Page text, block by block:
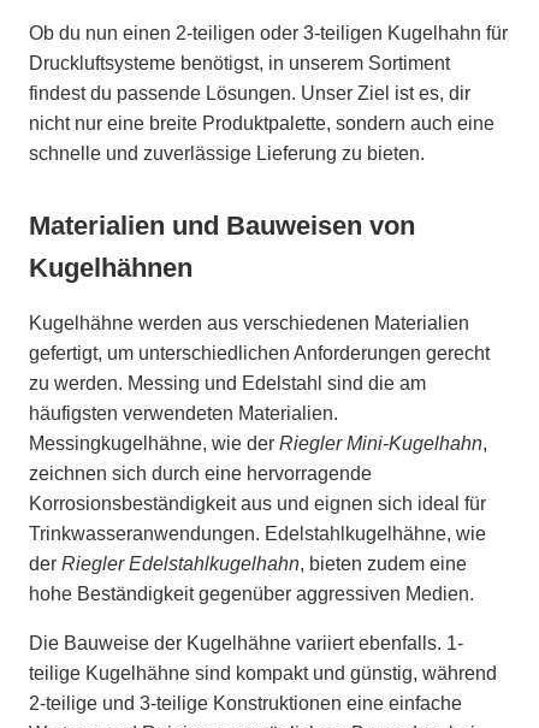
Ob du nun einen 2-teiligen oder 3-teiligen Kugelhahn für
Druckluftsysteme benötigst, in unserem Sortiment
findest du passende Lösungen. Unser Ziel ist es, dir
nicht nur eine breite Produktpalette, sondern auch eine
schnelle und zuverlässige Lieferung zu bieten.
Materialien und Bauweisen von
Kugelhähnen
Kugelhähne werden aus verschiedenen Materialien
gefertigt, um unterschiedlichen Anforderungen gerecht
zu werden. Messing und Edelstahl sind die am
häufigsten verwendeten Materialien.
Messingkugelhähne, wie der Riegler Mini-Kugelhahn,
zeichnen sich durch eine hervorragende
Korrosionsbeständigkeit aus und eignen sich ideal für
Trinkwasseranwendungen. Edelstahlkugelhähne, wie
der Riegler Edelstahlkugelhahn, bieten zudem eine
hohe Beständigkeit gegenüber aggressiven Medien.
Die Bauweise der Kugelhähne variiert ebenfalls. 1-
teilige Kugelhähne sind kompakt und günstig, während
2-teilige und 3-teilige Konstruktionen eine einfache